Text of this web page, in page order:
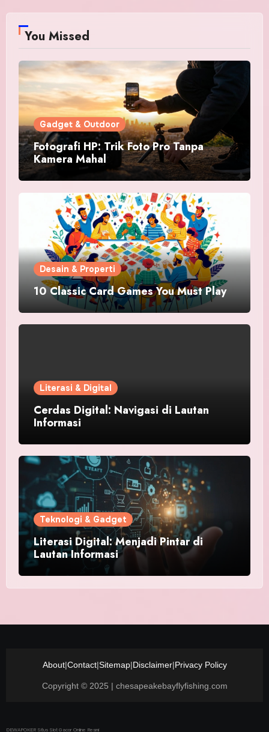
You Missed
Gadget & Outdoor
Fotografi HP: Trik Foto Pro Tanpa
Kamera Mahal
Desain & Properti
10 Classic Card Games You Must Play
Literasi & Digital
Cerdas Digital: Navigasi di Lautan
Informasi
Teknologi & Gadget
Literasi Digital: Menjadi Pintar di
Lautan Informasi
About|Contact|Sitemap|Disclaimer|Privacy Policy
Copyright © 2025 | chesapeakebayflyfishing.com
DEWAPOKER Situs Slot Gacor Online Resmi